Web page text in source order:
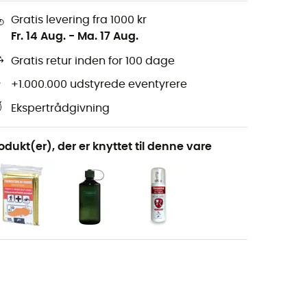
Gratis levering fra 1000 kr
Fr. 14 Aug. - Ma. 17 Aug.
Gratis retur inden for 100 dage
+1.000.000 udstyrede eventyrere
Ekspertrådgivning
der er knyttet til denne vare